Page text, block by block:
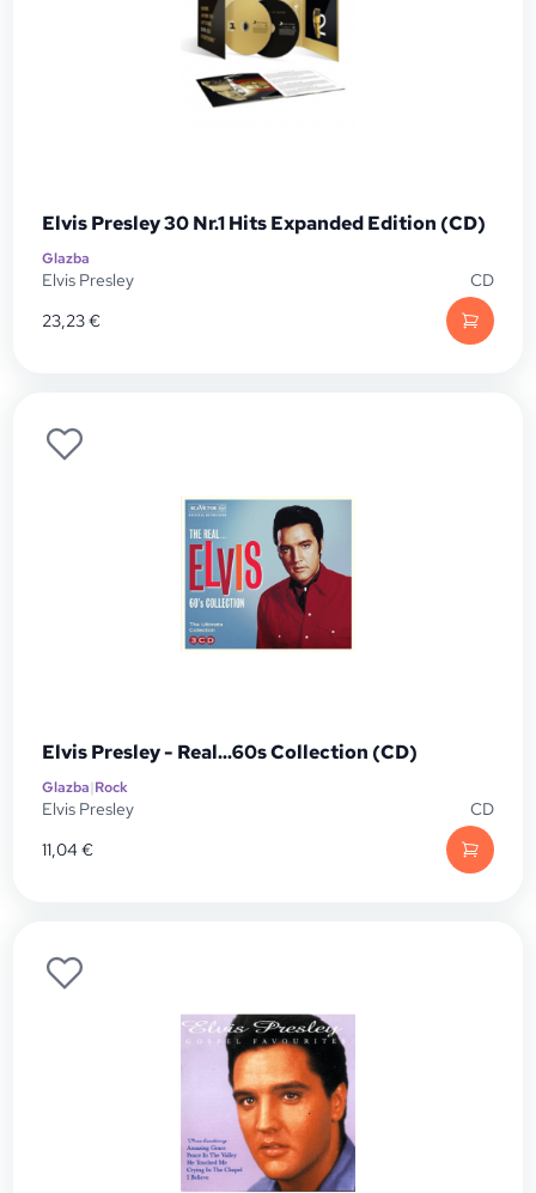
Elvis Presley 30 Nr.1 Hits Expanded Edition (CD)
Glazba
Elvis Presley
CD
23,23€
Elvis Presley - Real...60s Collection (CD)
Glazba|Rock
Elvis Presley
CD
11,04€